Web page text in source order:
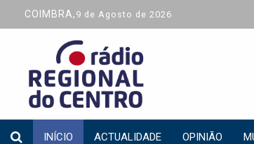
COIMBRA, 9 de Agosto de 2026
INÍCIO ACTUALIDADE OPINIÃO